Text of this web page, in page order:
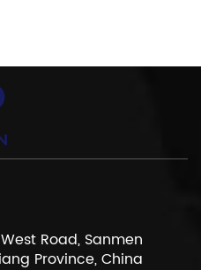
Road, Sanmen
Province, China